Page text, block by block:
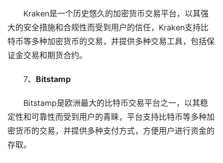
Kraken是一个历史悠久的加密货币交易平台，以其强
大的安全措施和合规性而受到用户的信任，Kraken支持比
特币等多种加密货币的交易，并提供多种交易工具，包括保
证金交易和期货合约。
7、 Bitstamp
Bitstamp是欧洲最大的比特币交易平台之一，以其稳
定性和可靠性而受到用户的青睐，平台支持比特币等多种加
密货币的交易，并提供多种支付方式，方便用户进行资金的
存取。